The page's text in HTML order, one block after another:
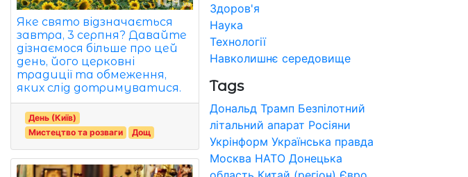
Яке свято відзначається
завтра, 3 серпня? Давайте
дізнаємося більше про цей
день, його церковні
традиції та обмеження,
яких слід дотримуватися.
День (Київ)
Мистецтво та розваги
Дощ
Здоров'я
Наука
Технології
Навколишнє середовище
Tags
Дональд Трамп Безпілотний
літальний апарат Росіяни
Укрінформ Українська правда
Москва НАТО Донецька